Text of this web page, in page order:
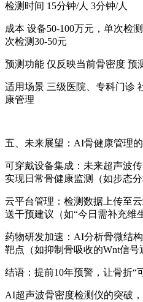
检测时间 15分钟/人 3分钟/人
成本 设备50-100万元，单次检
次检测30-50元
预测功能 仅反映当前骨密度 预
适用场景 三级医院、专科门诊
康管理
五、未来展望：AI骨健康管理
可穿戴设备集成：未来超声波
实现日常骨健康监测（如步态
云平台管理：检测数据上传至
送干预建议（如“今日需补充维
药物研发加速：AI分析骨微结
靶点（如抑制骨吸收的Wnt信号
结语：提前10年预警，让骨折“
AI超声波骨密度检测仪的突破